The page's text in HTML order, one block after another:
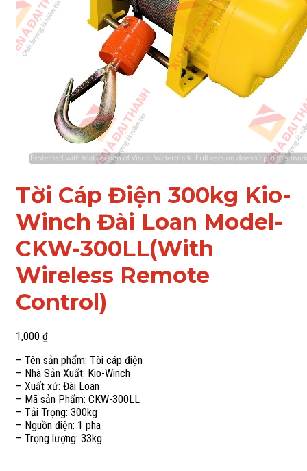
Tời Cáp Điện 300kg Kio-
Winch Đài Loan Model-
CKW-300LL(With
Wireless Remote
Control)
1,000 ₫
– Tên sản phẩm: Tời cáp điện
– Nhà Sản Xuất: Kio-Winch
– Xuất xứ: Đài Loan
– Mã sản Phẩm: CKW-300LL
– Tải Trọng: 300kg
– Nguồn điện: 1 pha
– Trọng lượng: 33kg